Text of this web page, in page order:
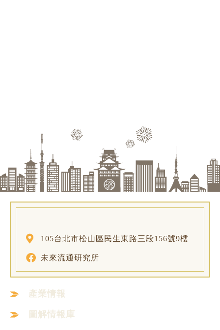
105台北市松山區民生東路三段156號9樓
未來流通研究所
產業情報
圖解情報庫